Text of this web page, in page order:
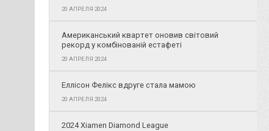
20 АПРЕЛЯ 2024
Американський квартет оновив світовий
рекорд у комбінованій естафеті
20 АПРЕЛЯ 2024
Еллісон Фелікс вдруге стала мамою
20 АПРЕЛЯ 2024
2024 Xiamen Diamond League